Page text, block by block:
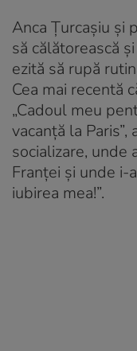
Anca Țurcașiu și
să călătorească
ezită să rupă
Cea mai recentă
„Cadoul meu
vacanță la
socializare, unde
Franței și unde i-
iubirea mea!”.